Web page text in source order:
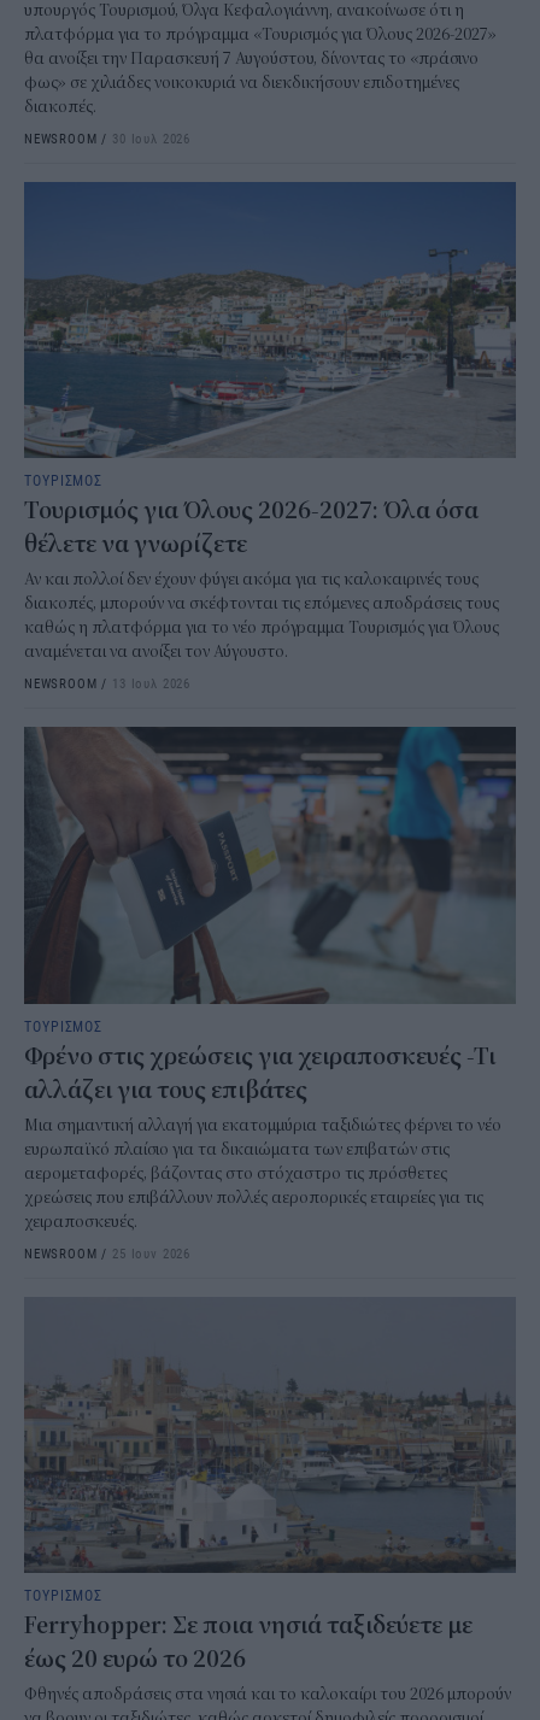
υπουργός Τουρισμού, Όλγα Κεφαλογιάννη, ανακοίνωσε ότι η
πλατφόρμα για το πρόγραμμα «Τουρισμός για Όλους 2026-2027»
θα ανοίξει την Παρασκευή 7 Αυγούστου, δίνοντας το «πράσινο
φως» σε χιλιάδες νοικοκυριά να διεκδικήσουν επιδοτημένες
διακοπές.
NEWSROOM / 30 Ιουλ 2026
ΤΟΥΡΙΣΜΟΣ
Τουρισμός για Όλους 2026-2027: Όλα όσα
θέλετε να γνωρίζετε
Αν και πολλοί δεν έχουν φύγει ακόμα για τις καλοκαιρινές τους
διακοπές, μπορούν να σκέφτονται τις επόμενες αποδράσεις τους
καθώς η πλατφόρμα για το νέο πρόγραμμα Τουρισμός για Όλους
αναμένεται να ανοίξει τον Αύγουστο.
NEWSROOM / 13 Ιουλ 2026
ΤΟΥΡΙΣΜΟΣ
Φρένο στις χρεώσεις για χειραποσκευές -Τι
αλλάζει για τους επιβάτες
Μια σημαντική αλλαγή για εκατομμύρια ταξιδιώτες φέρνει το νέο
ευρωπαϊκό πλαίσιο για τα δικαιώματα των επιβατών στις
αερομεταφορές, βάζοντας στο στόχαστρο τις πρόσθετες
χρεώσεις που επιβάλλουν πολλές αεροπορικές εταιρείες για τις
χειραποσκευές.
NEWSROOM / 25 Ιουν 2026
ΤΟΥΡΙΣΜΟΣ
Ferryhopper: Σε ποια νησιά ταξιδεύετε με
έως 20 ευρώ το 2026
Φθηνές αποδράσεις στα νησιά και το καλοκαίρι του 2026 μπορούν